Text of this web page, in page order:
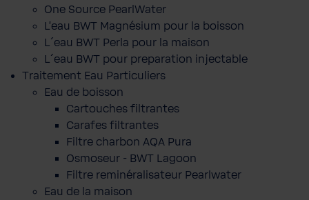
One Source PearlWater
L’eau BWT Magnésium pour la boisson
L´eau BWT Perla pour la maison
L´eau BWT pour preparation injectable
Traitement Eau Particuliers
Eau de boisson
Cartouches filtrantes
Carafes filtrantes
Filtre charbon AQA Pura
Osmoseur - BWT Lagoon
Filtre reminéralisateur Pearlwater
Eau de la maison